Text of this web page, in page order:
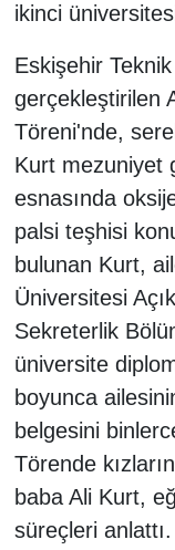
ikinci
Eskişehir
gerçekleştirilen
Töreni'nde,
Kurt mezuniyet
esnasında
palsi teşhisi
bulunan Kurt,
Üniversitesi
Sekreterlik
üniversite
boyunca
belgesini
Törende
baba Ali Kurt,
süreçleri anlattı.